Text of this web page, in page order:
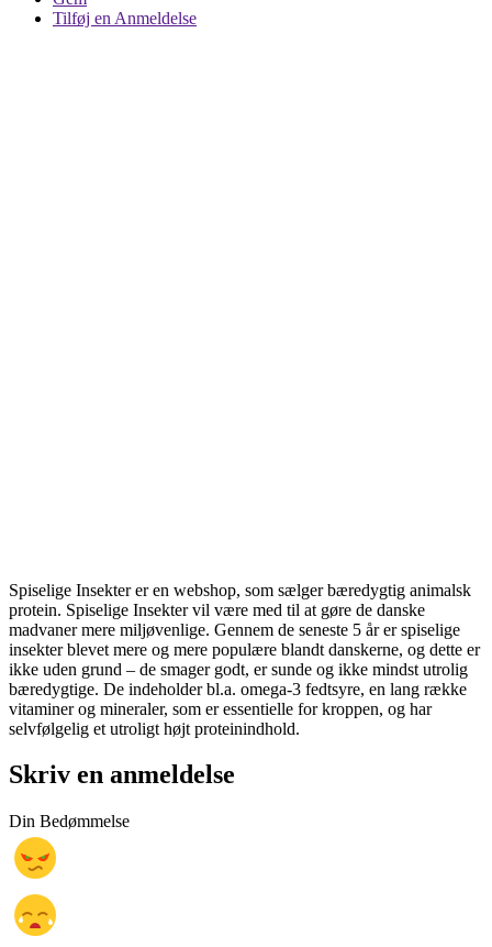
Tilføj en Anmeldelse
Spiselige Insekter er en webshop, som sælger bæredygtig animalsk
protein. Spiselige Insekter vil være med til at gøre de danske
madvaner mere miljøvenlige. Gennem de seneste 5 år er spiselige
insekter blevet mere og mere populære blandt danskerne, og dette er
ikke uden grund – de smager godt, er sunde og ikke mindst utrolig
bæredygtige. De indeholder bl.a. omega-3 fedtsyre, en lang række
vitaminer og mineraler, som er essentielle for kroppen, og har
selvfølgelig et utroligt højt proteinindhold.
Skriv en anmeldelse
Din Bedømmelse